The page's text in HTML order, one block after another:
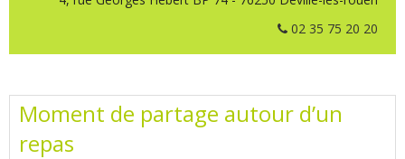
02 35 75 20 20
Moment de partage autour d’un
repas